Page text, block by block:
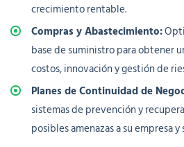
crecimiento rentable.
Compras y Abastecimiento:
base de suministro para obtener
costos, innovación y gestión de
Planes de Continuidad de
sistemas de prevención y
posibles amenazas a su empresa